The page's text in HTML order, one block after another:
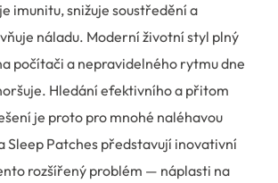
imunitu, snižuje soustředění a
náladu. Moderní životní styl plný
počítači a nepravidelného rytmu dne
Hledání efektivního a přitom
je proto pro mnohé naléhavou
Sleep Patches představují inovativní
rozšířený problém — náplasti na